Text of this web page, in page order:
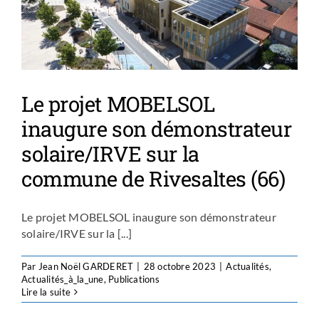
Le projet MOBELSOL
inaugure son démonstrateur
solaire/IRVE sur la
commune de Rivesaltes (66)
Le projet MOBELSOL inaugure son démonstrateur
solaire/IRVE sur la [...]
Par Jean Noël GARDERET 28 octobre 2023 Actualités,
Actualités_à_la_une, Publications
Lire la suite